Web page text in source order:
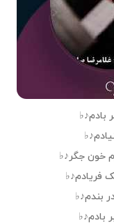
بادم♪♭
خون جگر♪♭
فریادم♪♭
بندم♪♭
بادم♪♭